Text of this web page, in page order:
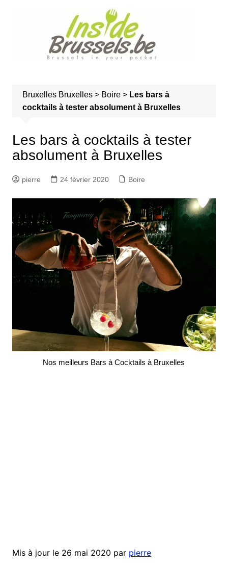
Bruxelles Bruxelles> Boire> Les bars à
cocktails à tester absolument à Bruxelles
Les bars à cocktails à tester
absolument à Bruxelles
pierre 24 février 2020 Boire
Nos meilleurs Bars à Cocktails à Bruxelles
Mis à jour le 26 mai 2020 par pierre